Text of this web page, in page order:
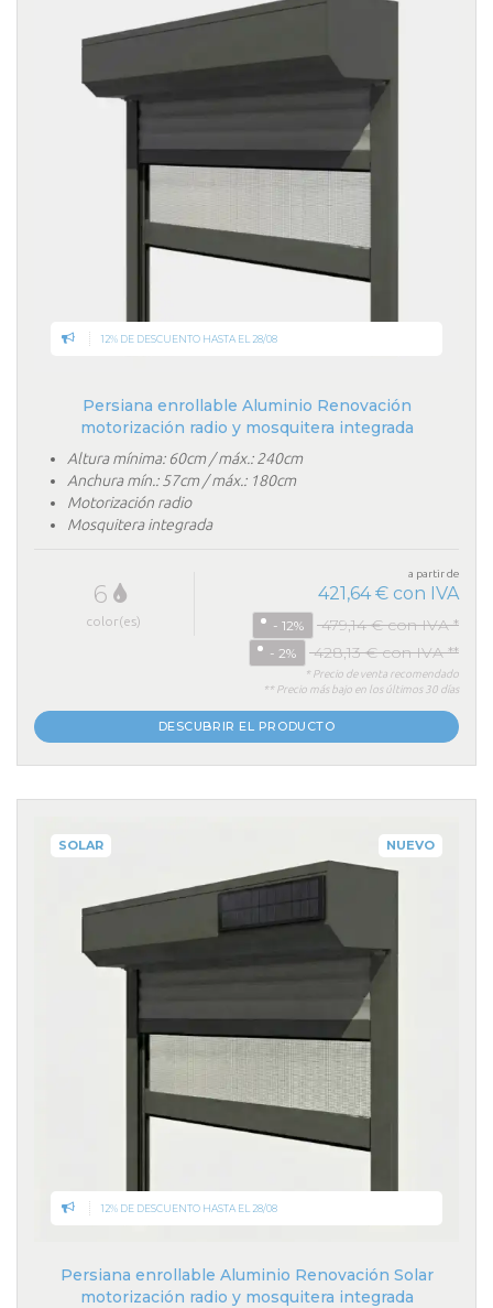
12% DE DESCUENTO HASTA EL 28/08
Persiana enrollable Aluminio Renovación
motorización radio y mosquitera integrada
Altura mínima: 60cm / máx.: 240cm
Anchura mín.: 57cm / máx.: 180cm
Motorización radio
Mosquitera integrada
6
color(es)
a partir de
421,64 € con IVA
- 12% 479,14 € con IVA *
- 2% 428,13 € con IVA **
* Precio de venta recomendado
** Precio más bajo en los últimos 30 días
DESCUBRIR EL PRODUCTO
SOLAR NUEVO
12% DE DESCUENTO HASTA EL 28/08
Persiana enrollable Aluminio Renovación Solar
motorización radio y mosquitera integrada